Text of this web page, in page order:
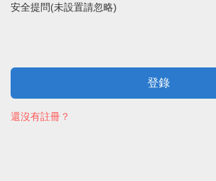
安全提問(未設置請忽略)
登錄
還沒有註冊？